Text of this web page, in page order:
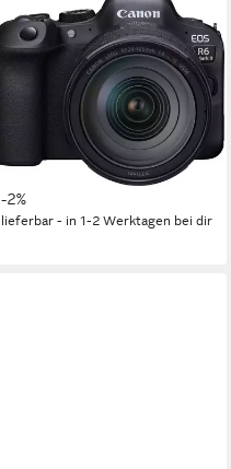
EOS R6 Mark II
Systemkamera
24,2 MP
Auflösung Foto
4K Ultra HD
Auflösung Video
24-105 mm Brennweite
UVP3.599,00 €
mtl. in 48 Raten
-2%
lieferbar - in 1-2 Werktagen bei dir